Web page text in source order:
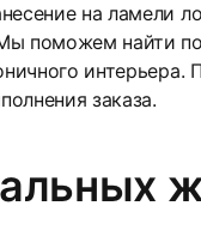
на ламели
поможем найти
заказа.